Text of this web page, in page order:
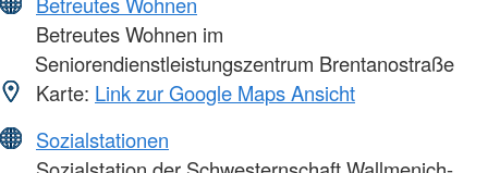
Betreutes Wohnen im
Seniorendienstleistungszentrum Brentanostraße
Karte: Link zur Google Maps Ansicht
Sozialstationen